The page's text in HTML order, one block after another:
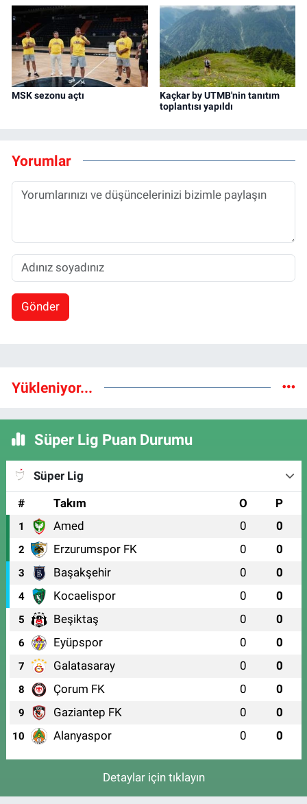
MSK sezonu açtı
Kaçkar by UTMB'nin tanıtım
toplantısı yapıldı
Yorumlar
Gönder
Yükleniyor...
Süper Lig Puan Durumu
Süper Lig
#
Takım O P
1 Amed 0 0
2 Erzurumspor FK 0 0
3 Başakşehir 0 0
4 Kocaelispor 0 0
5 Beşiktaş 0 0
6 Eyüpspor 0 0
7 Galatasaray 0 0
8 Çorum FK 0 0
9 Gaziantep FK 0 0
10 Alanyaspor 0 0
Detaylar için tıklayın